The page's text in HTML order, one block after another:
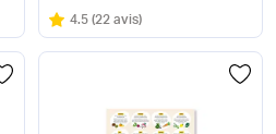
Note
4.5 sur 5
(22 avis)